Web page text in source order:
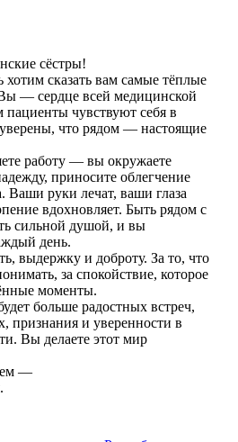
сёстры!
сказать вам самые тёплые
— сердце всей медицинской
чувствуют себя в
уверены, что рядом — настоящие
работу — вы окружаете
приносите облегчение
Ваши руки лечат, ваши глаза
вдохновляет. Быть рядом с
сильной душой, и вы
день.
выдержку и доброту. За то, что
за спокойствие, которое
моменты.
больше радостных встреч,
признания и уверенности в
Вы делаете этот мир
—